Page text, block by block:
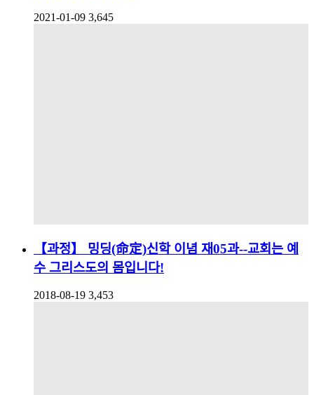
2021-01-09 3,645
【과정】 밍딩(命定)신학 이념 재05과--교회는 예
수 그리스도의 몸입니다!
2018-08-19 3,453